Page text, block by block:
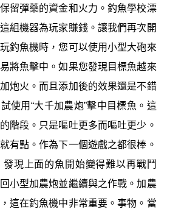
留彈藥的資金和火力。釣魚學校漂
組機器為玩家賺錢。讓我們再次開
釣魚機時，您可以使用小型大砲來
將魚擊中。如果您發現目標魚越來
炮火。而且添加後的效果還是不錯
使用“大千加農炮”擊中目標魚。這
階段。只是嘔吐更多而嘔吐更少。
有點。作為下一個遊戲之都很棒。
現上面的魚開始變得難以再戰鬥
小型加農炮並繼續與之作戰。加農
這在釣魚機中非常重要。事物。當